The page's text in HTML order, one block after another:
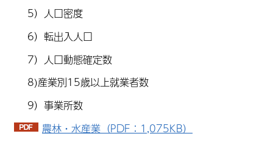
5）人口密度
6）転出入人口
7）人口動態確定数
8)産業別15歳以上就業者数
9）事業所数
農林・水産業（PDF：1,075KB）